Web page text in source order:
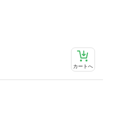
カートへ